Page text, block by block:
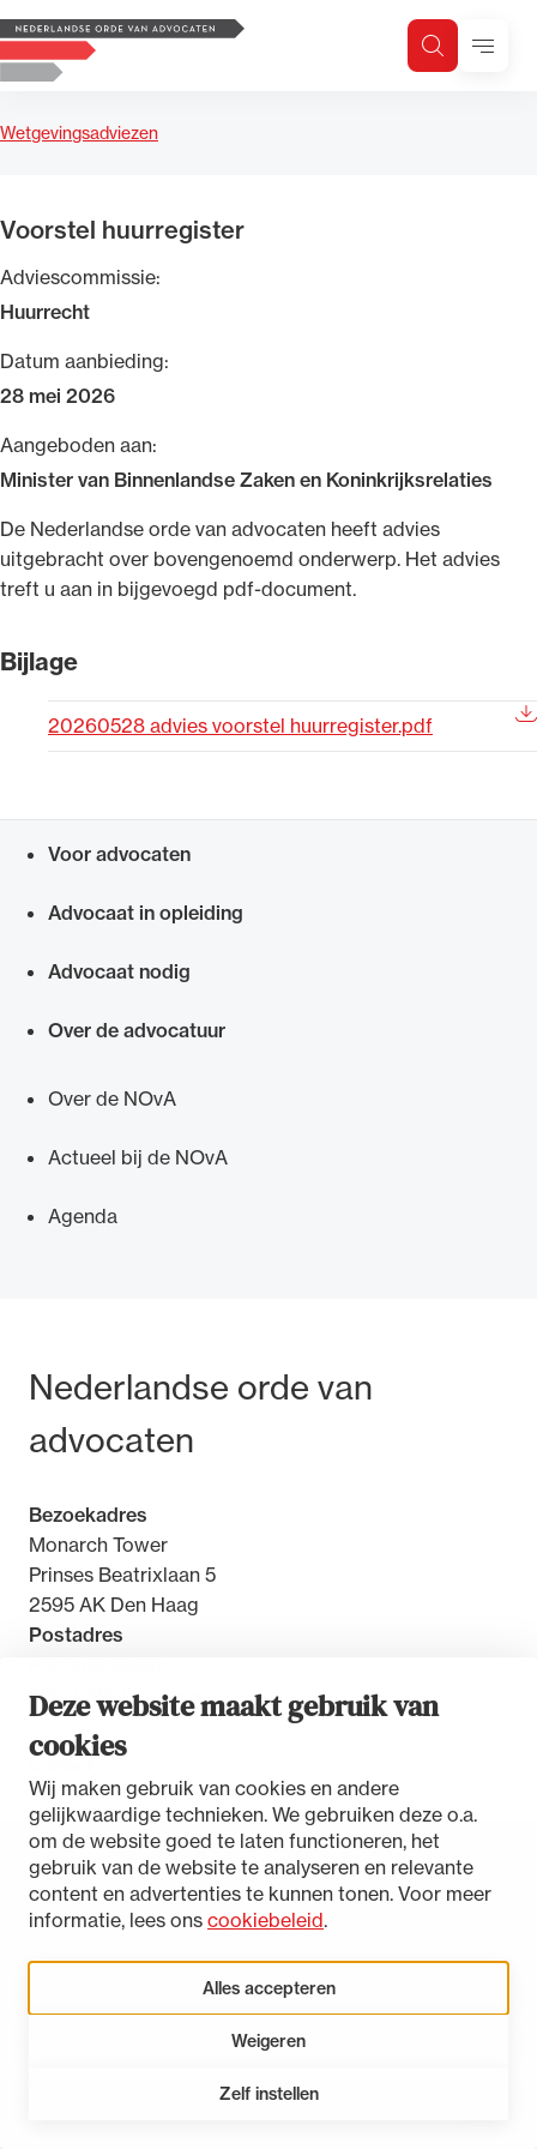
Deze website maakt gebruik van
cookies
Wij maken gebruik van cookies en andere
gelijkwaardige technieken. We gebruiken deze o.a.
om de website goed te laten functioneren, het
gebruik van de website te analyseren en relevante
content en advertenties te kunnen tonen. Voor meer
informatie, lees ons cookiebeleid.
Alles accepteren
Weigeren
Zelf instellen
Logo, to the homepage
ZoekenMenu
Wetgevingsadviezen
Voorstel huurregister
Adviescommissie:
Huurrecht
Datum aanbieding:
28 mei 2026
Aangeboden aan:
Minister van Binnenlandse Zaken en Koninkrijksrelaties
​De Nederlandse orde van advocaten heeft advies
uitgebracht over bovengenoemd onderwerp. Het advies
treft u aan in bijgevoegd pdf-document.
Bijlage
20260528 advies voorstel huurregister.pdf
Voor advocaten
Advocaat in opleiding
Advocaat nodig
Over de advocatuur
Over de NOvA
Actueel bij de NOvA
Agenda
Bezoek- en postadres
Nederlandse orde van
advocaten
Bezoekadres
Monarch Tower
Prinses Beatrixlaan 5
2595 AK Den Haag
Postadres
2500 GW Den Haag
Toegankelijkheidsverklaring
Disclaimer
Zoeken
Zoek op trefwoord
Uitgelicht
Alle wet- en regelgeving voor de advocatuur.
de advocatuur (Voda) en de Regeling op de
Ondersteuning voor advocaten bij hun